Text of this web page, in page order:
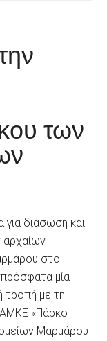
των
για διάσωση και
αρχαίων
στο
μία
τροπή με τη
«Πάρκο
Μαρμάρου